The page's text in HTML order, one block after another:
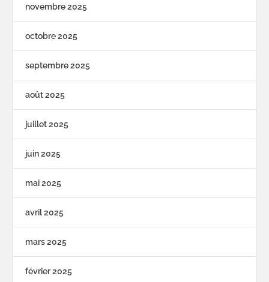
novembre 2025
octobre 2025
septembre 2025
août 2025
juillet 2025
juin 2025
mai 2025
avril 2025
mars 2025
février 2025